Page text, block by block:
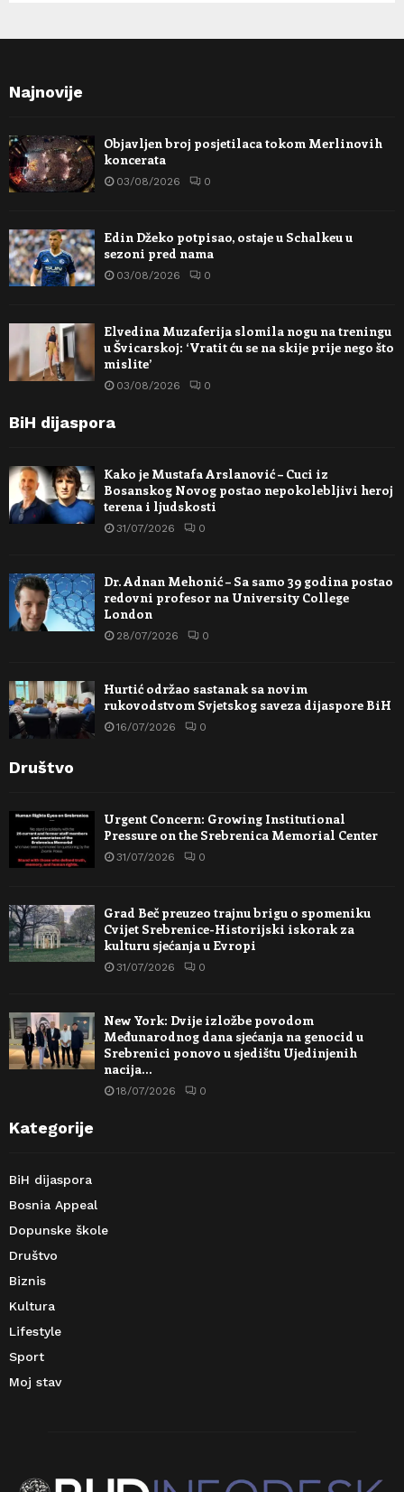
Najnovije
Objavljen broj posjetilaca tokom Merlinovih
koncerata
03/08/2026 0
Edin Džeko potpisao, ostaje u Schalkeu u
sezoni pred nama
03/08/2026 0
Elvedina Muzaferija slomila nogu na treningu
u Švicarskoj: ‘Vratit ću se na skije prije nego što
mislite’
03/08/2026 0
BiH dijaspora
Kako je Mustafa Arslanović – Cuci iz
Bosanskog Novog postao nepokolebljivi heroj
terena i ljudskosti
31/07/2026 0
Dr. Adnan Mehonić – Sa samo 39 godina postao
redovni profesor na University College
London
28/07/2026 0
Hurtić održao sastanak sa novim
rukovodstvom Svjetskog saveza dijaspore BiH
16/07/2026 0
Društvo
Urgent Concern: Growing Institutional
Pressure on the Srebrenica Memorial Center
31/07/2026 0
Grad Beč preuzeo trajnu brigu o spomeniku
Cvijet Srebrenice-Historijski iskorak za
kulturu sjećanja u Evropi
31/07/2026 0
New York: Dvije izložbe povodom
Međunarodnog dana sjećanja na genocid u
Srebrenici ponovo u sjedištu Ujedinjenih
nacija…
18/07/2026 0
Kategorije
BiH dijaspora
Bosnia Appeal
Dopunske škole
Društvo
Biznis
Kultura
Lifestyle
Sport
Moj stav